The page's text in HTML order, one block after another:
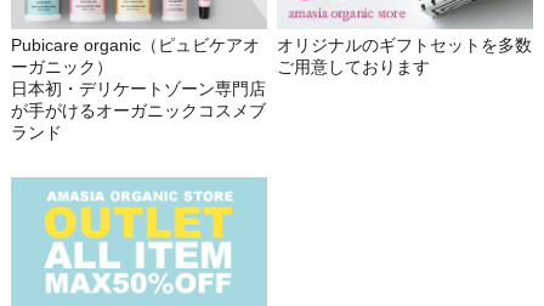
Pubicare organic（ピュビケアオ
ーガニック）
日本初・デリケートゾーン専門店
が手がけるオーガニックコスメブ
ランド
オリジナルのギフトセットを多数
ご用意しております